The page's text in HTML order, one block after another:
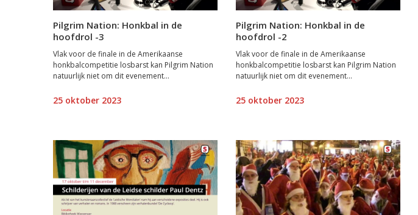
Pilgrim Nation: Honkbal in de
hoofdrol -3
Vlak voor de finale in de Amerikaanse
honkbalcompetitie losbarst kan Pilgrim Nation
natuurlijk niet om dit evenement...
25 oktober 2023
Pilgrim Nation: Honkbal in de
hoofdrol -2
Vlak voor de finale in de Amerikaanse
honkbalcompetitie losbarst kan Pilgrim Nation
natuurlijk niet om dit evenement...
25 oktober 2023